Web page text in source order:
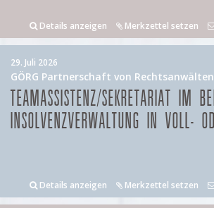
Details anzeigen Merkzettel setzen
29. Juli 2026
GÖRG Partnerschaft von
TEAMASSISTENZ/SEKRETARIAT IM
INSOLVENZVERWALTUNG IN VOLL-
Details anzeigen Merkzettel setzen